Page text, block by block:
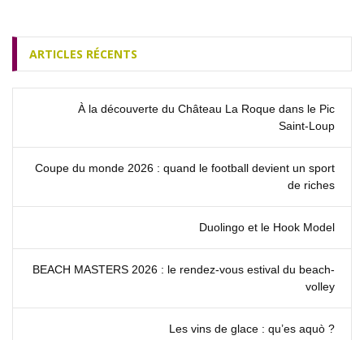
ARTICLES RÉCENTS
À la découverte du Château La Roque dans le Pic
Saint‑Loup
Coupe du monde 2026 : quand le football devient un sport
de riches
Duolingo et le Hook Model
BEACH MASTERS 2026 : le rendez‑vous estival du beach-
volley
Les vins de glace : qu’es aquò ?